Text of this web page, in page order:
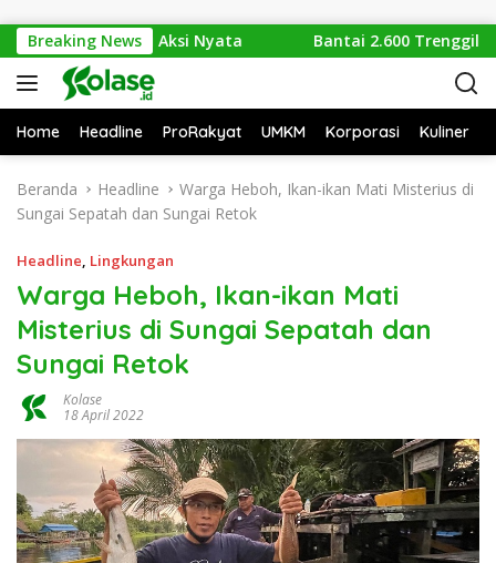
Breaking News
Aksi Nyata Bantai 2.600 Trenggiling Demi
Home Headline ProRakyat UMKM Korporasi Kuliner
Beranda Headline
Warga Heboh, Ikan-ikan Mati Misterius di
Sungai Sepatah dan Sungai Retok
Headline, Lingkungan
Warga Heboh, Ikan-ikan Mati
Misterius di Sungai Sepatah dan
Sungai Retok
Kolase
18 April 2022